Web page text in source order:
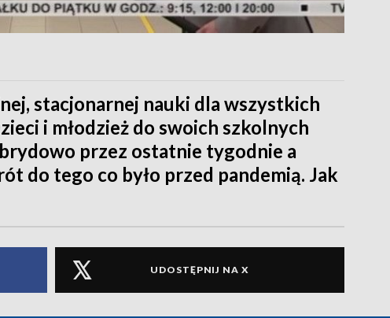
stacjonarnej nauki dla wszystkich
i młodzież do swoich szkolnych
przez ostatnie tygodnie a
do tego co było przed pandemią. Jak
UDOSTĘPNIJ NA X